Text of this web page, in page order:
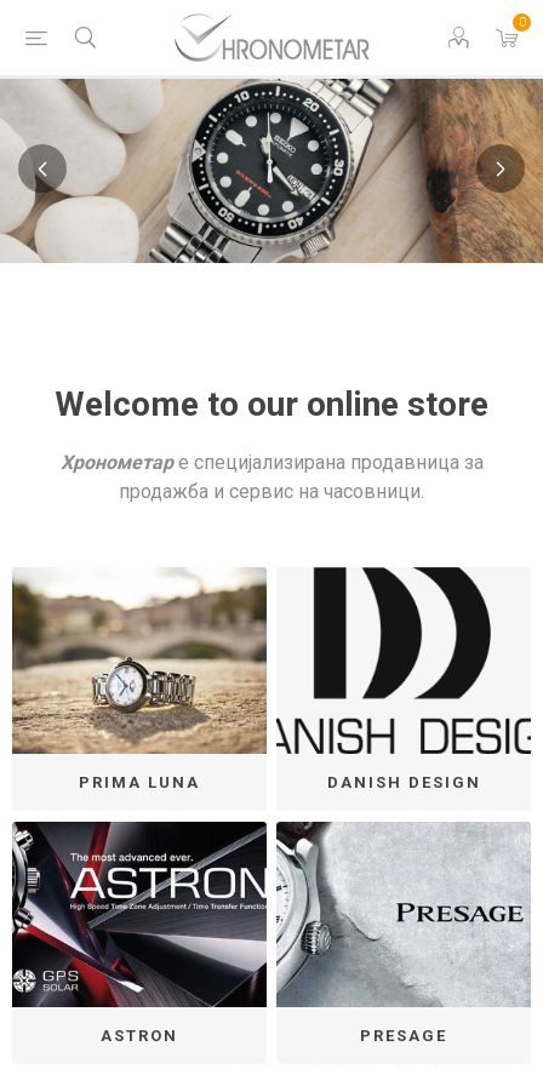
0
Welcome to our online store
Хронометар е специјализирана продавница за
продажба и сервис на часовници.
PRIMA LUNA DANISH DESIGN
ASTRON PRESAGE